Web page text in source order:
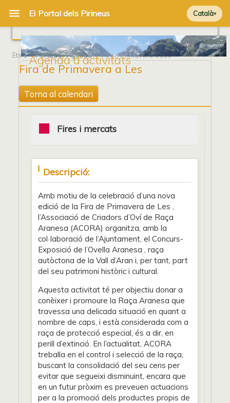
Català
Agenda d'activitats
Ets a Portada/Agenda/ Fira de Primavera a Les
Fira de Primavera a Les
Torna al calendari
Fires i mercats
Descripció:
Amb motiu de la celebració d’una nova
edició de la Fira de Primavera de Les ,
l’Associació de Criadors d’Oví de Raça
Aranesa (ACORA) organitza, amb la
col·laboració de l’Ajuntament, el Concurs-
Exposició de l’Ovella Aranesa , raça
autòctona de la Vall d’Aran i, per tant, part
del seu patrimoni històric i cultural.
Aquesta activitat té per objectiu donar a
conèixer i promoure la Raça Aranesa que
travessa una delicada situació en quant a
nombre de caps, i està considerada com a
raça de protecció especial, és a dir, en
perill d’extinció. En l’actualitat, ACORA
treballa en el control i selecció de la raça,
buscant la consolidació del seu cens per
evitar que segueixi disminuint, encara que
en un futur pròxim es preveuen actuacions
per a la promoció dels productes propis de